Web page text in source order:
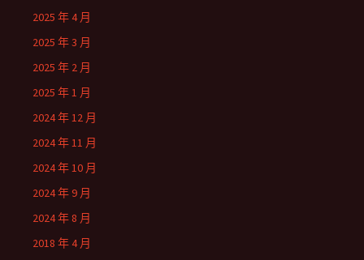
2025 年 4 月
2025 年 3 月
2025 年 2 月
2025 年 1 月
2024 年 12 月
2024 年 11 月
2024 年 10 月
2024 年 9 月
2024 年 8 月
2018 年 4 月